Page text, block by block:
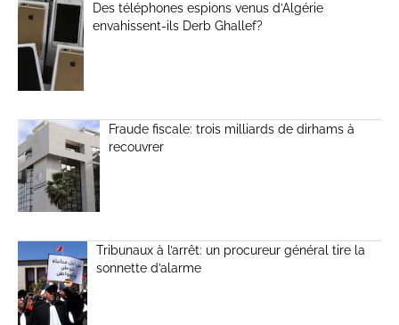
Des téléphones espions venus d’Algérie
envahissent-ils Derb Ghallef?
Fraude fiscale: trois milliards de dirhams à
recouvrer
Tribunaux à l’arrêt: un procureur général tire la
sonnette d’alarme